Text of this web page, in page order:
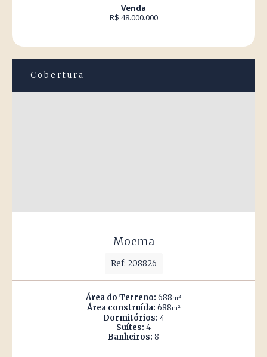
Venda
R$ 48.000.000
Cobertura
Moema
Ref: 208826
Área do Terreno: 688m²
Área construída: 688m²
Dormitórios: 4
Suítes: 4
Banheiros: 8